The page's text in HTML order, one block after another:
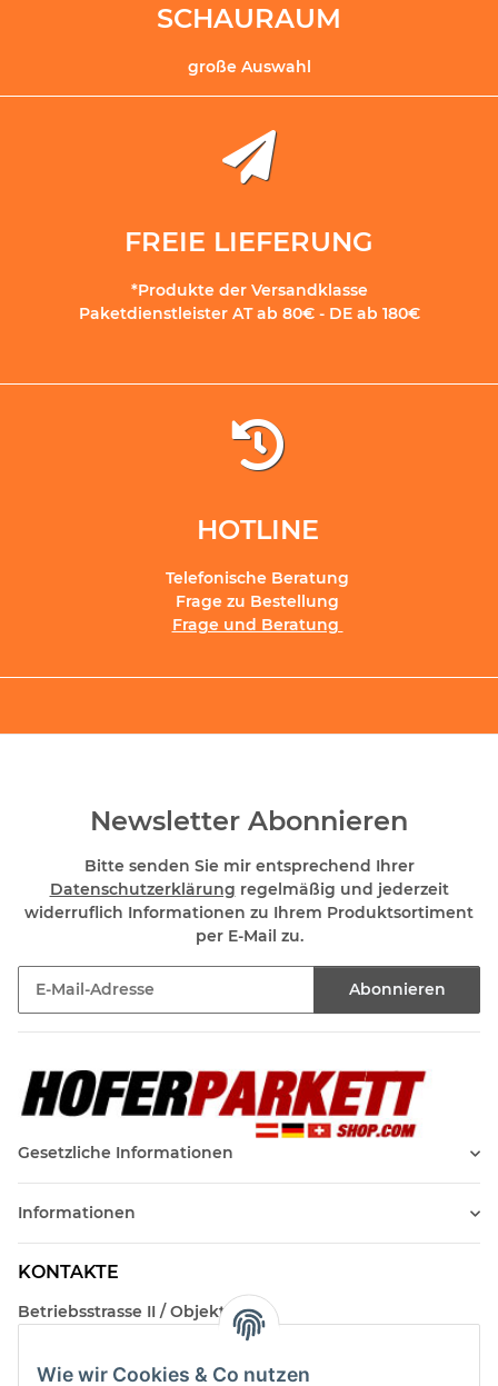
Wie wir Cookies & Co nutzen
SCHAURAUM
große Auswahl
FREIE LIEFERUNG
*Produkte der Versandklasse
Paketdienstleister AT ab 80€ - DE ab 180€
HOTLINE
Telefonische Beratung
Frage zu Bestellung
Frage und Beratung
Newsletter Abonnieren
Bitte senden Sie mir entsprechend Ihrer
Datenschutzerklärung regelmäßig und jederzeit
widerruflich Informationen zu Ihrem Produktsortiment
per E-Mail zu.
Abonnieren
Gesetzliche Informationen
Informationen
KONTAKTE
Betriebsstrasse II / Objekt 17
Kontakt